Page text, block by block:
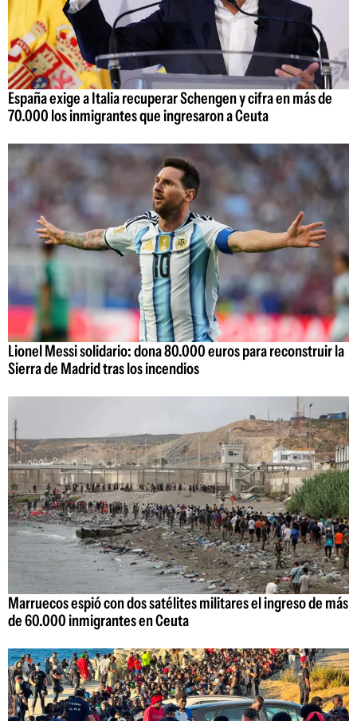
España exige a Italia recuperar Schengen y cifra en más de
70.000 los inmigrantes que ingresaron a Ceuta
Lionel Messi solidario: dona 80.000 euros para reconstruir la
Sierra de Madrid tras los incendios
Marruecos espió con dos satélites militares el ingreso de más
de 60.000 inmigrantes en Ceuta